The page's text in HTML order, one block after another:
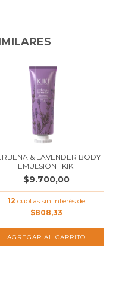
& LAVENDER BODY
EMULSIÓN | KIKI
$9.700,00
12 cuotas sin interés de
$808,33